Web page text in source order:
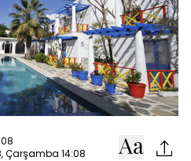
Çarşamba 14:08